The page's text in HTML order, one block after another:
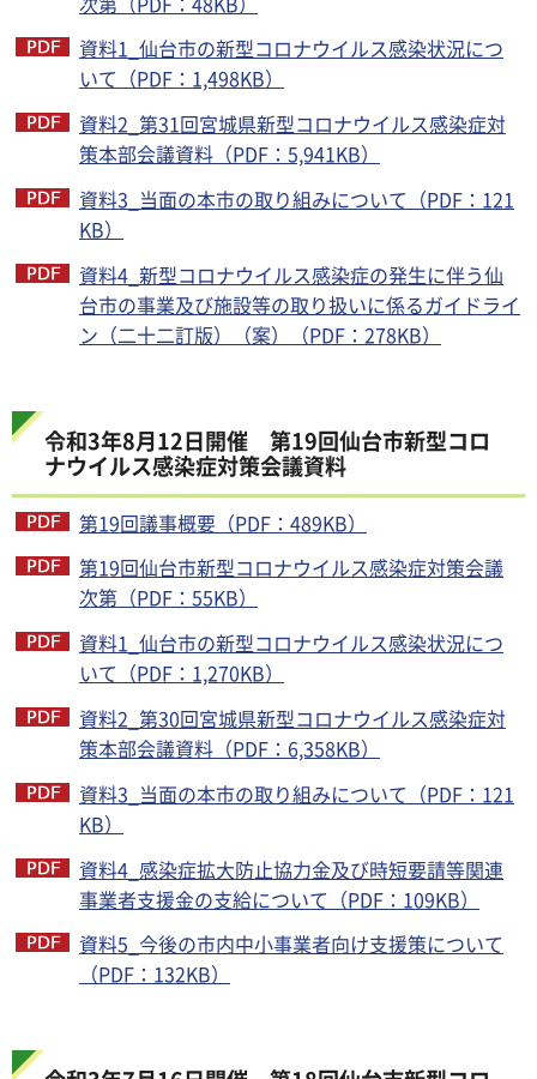
資料1_仙台市の新型コロナウイルス感染状況につ
いて（PDF：1,498KB）
資料2_第31回宮城県新型コロナウイルス感染症対
策本部会議資料（PDF：5,941KB）
資料3_当面の本市の取り組みについて（PDF：121
KB）
資料4_新型コロナウイルス感染症の発生に伴う仙
台市の事業及び施設等の取り扱いに係るガイドライ
ン（二十二訂版）（案）（PDF：278KB）
令和3年8月12日開催 第19回仙台市新型コロ
ナウイルス感染症対策会議資料
第19回議事概要（PDF：489KB）
第19回仙台市新型コロナウイルス感染症対策会議
次第（PDF：55KB）
資料1_仙台市の新型コロナウイルス感染状況につ
いて（PDF：1,270KB）
資料2_第30回宮城県新型コロナウイルス感染症対
策本部会議資料（PDF：6,358KB）
資料3_当面の本市の取り組みについて（PDF：121
KB）
資料4_感染症拡大防止協力金及び時短要請等関連
事業者支援金の支給について（PDF：109KB）
資料5_今後の市内中小事業者向け支援策について
（PDF：132KB）